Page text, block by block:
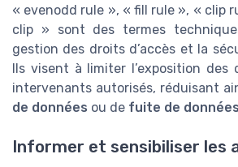
« evenodd rule », « fill rule », « clip
clip » sont des termes
gestion des droits d’accès et la
Ils visent à limiter l’exposition des
intervenants autorisés, réduisant
de données ou de fuite de données
Informer et sensibiliser les